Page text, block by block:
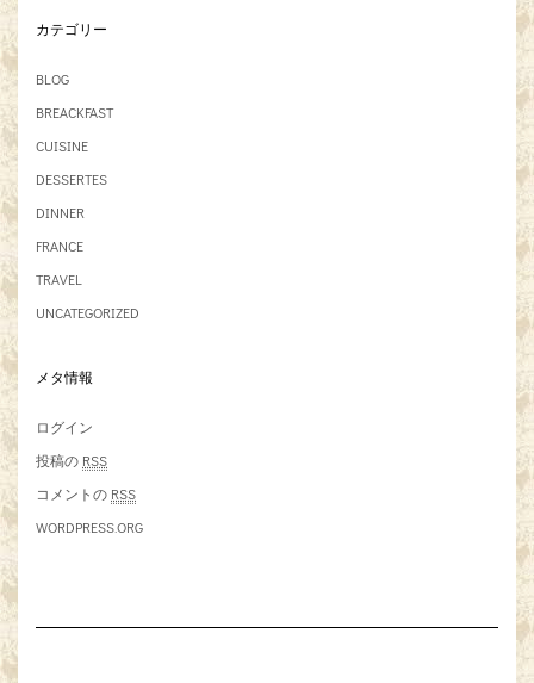
カテゴリー
BLOG
BREACKFAST
CUISINE
DESSERTES
DINNER
FRANCE
TRAVEL
UNCATEGORIZED
メタ情報
ログイン
投稿の RSS
コメントの RSS
WORDPRESS.ORG